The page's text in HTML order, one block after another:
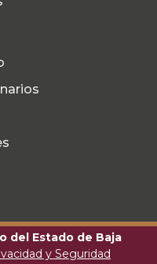
del Estado de Baja
y Seguridad